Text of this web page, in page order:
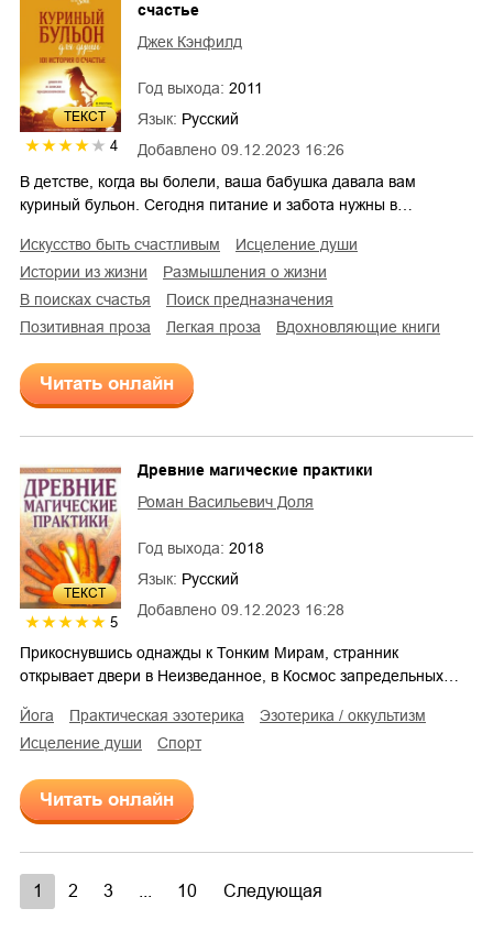
ТЕКСТ
4 Добавлено 09.12.2023 16:26
счастье
Джек Кэнфилд
Год выхода: 2011
Язык: Русский
В детстве, когда вы болели, ваша бабушка давала вам
куриный бульон. Сегодня питание и забота нужны в…
искусство быть счастливым
исцеление души
истории из жизни
размышления о жизни
в поисках счастья
поиск предназначения
позитивная проза
легкая проза вдохновляющие книги
Читать онлайн
ТЕКСТ
5
Добавлено 09.12.2023 16:28
Древние магические практики
Роман Васильевич Доля
Год выхода: 2018
Язык: Русский
Прикоснувшись однажды к Тонким Мирам, странник
открывает двери в Неизведанное, в Космос запредельных…
йога практическая эзотерика
эзотерика / оккультизм
исцеление души
спорт
Читать онлайн
1 2 3 10 Следующая